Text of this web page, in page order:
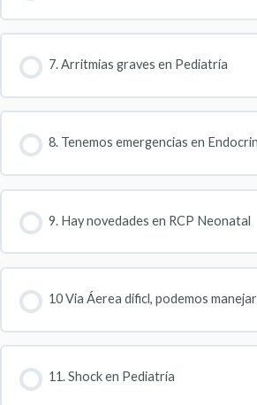
7. Arritmias graves en Pediatría
8. Tenemos emergencias en
9. Hay novedades en RCP Neonatal
10 Via Áerea dificl, podemos
11. Shock en Pediatría